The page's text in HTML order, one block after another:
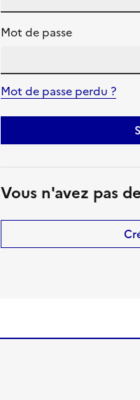
Mot de passe
Mot de passe perdu ?
Vous n'avez pas